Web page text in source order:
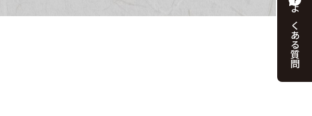
よくある
質問